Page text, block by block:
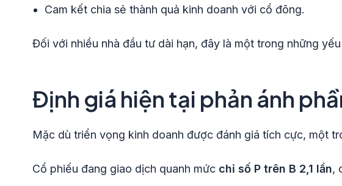
Cam kết chia sẻ thành quả kinh doanh với cổ đông.
Đối với nhiều nhà đầu tư dài hạn, đây là một trong những
Định giá hiện tại phản ánh
Mặc dù triển vọng kinh doanh được đánh giá tích cực, một
Cổ phiếu đang giao dịch quanh mức chỉ số P trên B 2,1 lần,